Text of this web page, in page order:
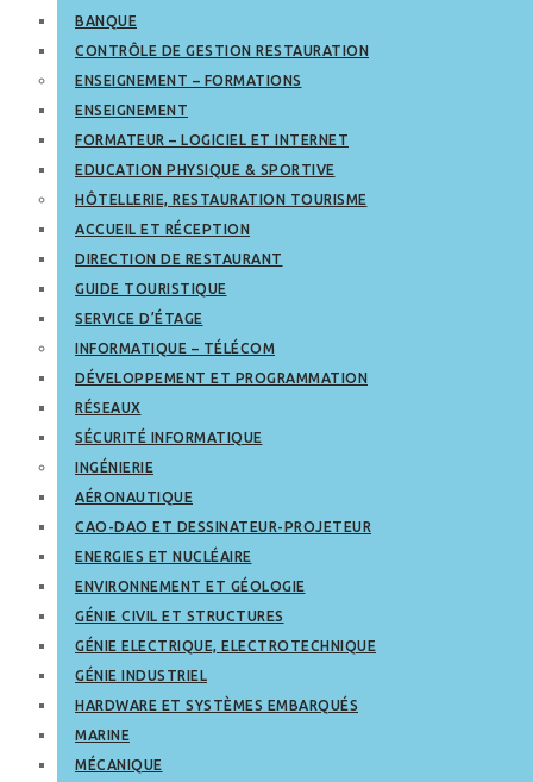
BANQUE
CONTRÔLE DE GESTION RESTAURATION
ENSEIGNEMENT – FORMATIONS
ENSEIGNEMENT
FORMATEUR – LOGICIEL ET INTERNET
EDUCATION PHYSIQUE & SPORTIVE
HÔTELLERIE, RESTAURATION TOURISME
ACCUEIL ET RÉCEPTION
DIRECTION DE RESTAURANT
GUIDE TOURISTIQUE
SERVICE D’ÉTAGE
INFORMATIQUE – TÉLÉCOM
DÉVELOPPEMENT ET PROGRAMMATION
RÉSEAUX
SÉCURITÉ INFORMATIQUE
INGÉNIERIE
AÉRONAUTIQUE
CAO-DAO ET DESSINATEUR-PROJETEUR
ENERGIES ET NUCLÉAIRE
ENVIRONNEMENT ET GÉOLOGIE
GÉNIE CIVIL ET STRUCTURES
GÉNIE ELECTRIQUE, ELECTROTECHNIQUE
GÉNIE INDUSTRIEL
HARDWARE ET SYSTÈMES EMBARQUÉS
MARINE
MÉCANIQUE